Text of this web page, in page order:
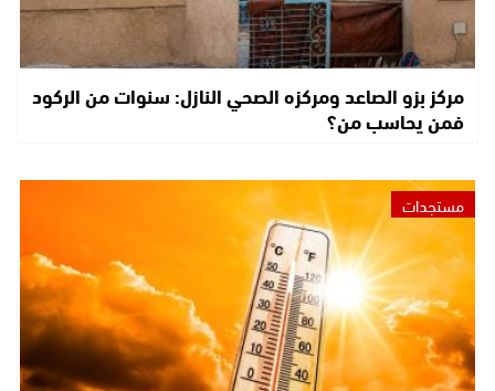
مركز بزو الصاعد ومركزه الصحي النازل: سنوات من الركود
فمن يحاسب من؟
مستجدات